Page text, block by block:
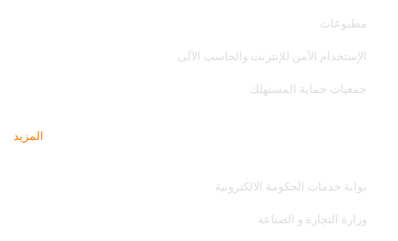
مطبوعات
الإستخدام الآمن للإنترنت والحاسب الآلى
جمعيات حماية المستهلك
المزيد
بوابة خدمات الحكومة الالكترونية
وزارة التجارة و الصناعة